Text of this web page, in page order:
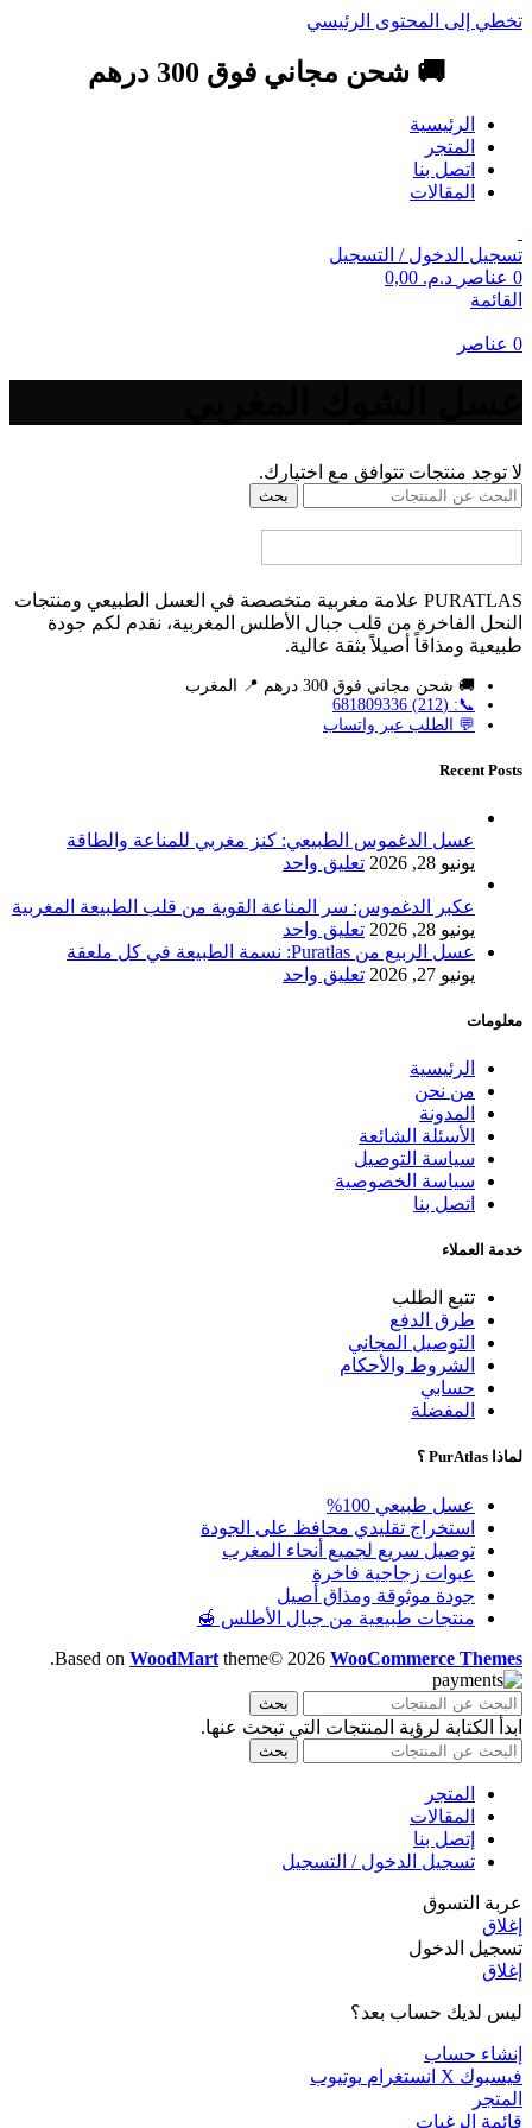
تخطي إلى المحتوى الرئيسي
🚚 شحن مجاني فوق 300 درهم
الرئيسية
المتجر
اتصل بنا
المقالات
تسجيل الدخول / التسجيل
0 عناصر د.م.
القائمة
0 عناصر
لا توجد منتجات تتوافق مع اختيارك.
بحث
PURATLAS علامة مغربية متخصصة في العسل الطبيعي ومنتجات
النحل الفاخرة من قلب جبال الأطلس المغربية، نقدم لكم جودة
طبيعية ومذاقاً أصيلاً بثقة عالية.
🚚 شحن مجاني فوق 300 درهم 📍 المغرب
📞: (212) 681809336
💬 الطلب عبر واتساب
Recent Posts
عسل الدغموس الطبيعي: كنز مغربي للمناعة والطاقة
يونيو 28, 2026
تعليق واحد
عكبر الدغموس: سر المناعة القوية من قلب الطبيعة المغربية
يونيو 28, 2026
تعليق واحد
عسل الربيع من Puratlas: نسمة الطبيعة في كل ملعقة
يونيو 27, 2026
تعليق واحد
معلومات
الرئيسية
من نحن
المدونة
الأسئلة الشائعة
سياسة التوصيل
سياسة الخصوصية
اتصل بنا
خدمة العملاء
تتبع الطلب
طرق الدفع
التوصيل المجاني
الشروط والأحكام
حسابي
المفضلة
لماذا PurAtlas ؟
عسل طبيعي 100%
استخراج تقليدي محافظ على الجودة
توصيل سريع لجميع أنحاء المغرب
عبوات زجاجية فاخرة
جودة موثوقة ومذاق أصيل
منتجات طبيعية من جبال الأطلس 🍯
Based on WoodMart theme© 2026 WooCommerce Themes
.
بحث
ابدأ الكتابة لرؤية المنتجات التي تبحث عنها.
بحث
المتجر
المقالات
إتصل بنا
تسجيل الدخول / التسجيل
عربة التسوق
إغلاق
تسجيل الدخول
إغلاق
ليس لديك حساب بعد؟
إنشاء حساب
فيسبوك X انستغرام يوتيوب
المتجر
قائمة الرغبات